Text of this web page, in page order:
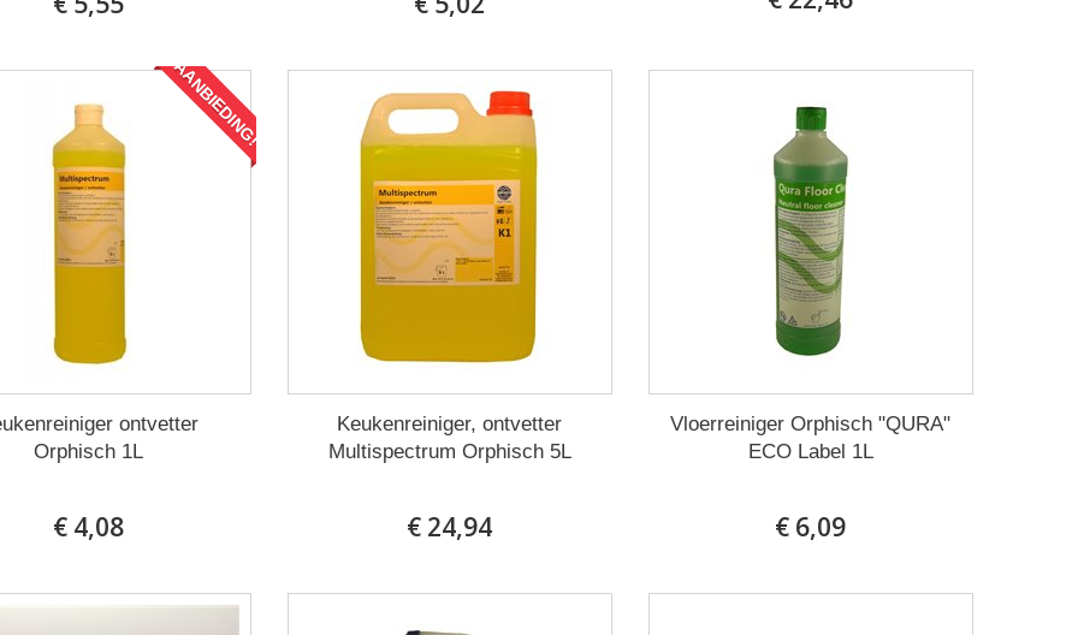
AANBIEDING!
ontvetter
Orphisch 1L
€ 4,08
Keukenreiniger, ontvetter
Multispectrum Orphisch 5L
€ 24,94
Vloerreiniger Orphisch "QURA"
ECO Label 1L
€ 6,09